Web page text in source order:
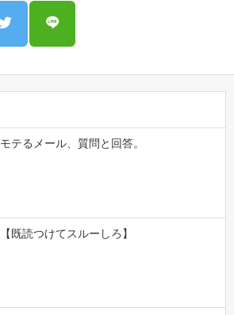
モテるメール、質問と回答。
【既読つけてスルーしろ】